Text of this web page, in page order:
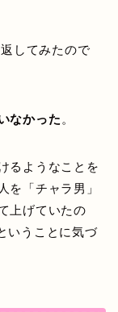
してみたので
なかった 。
るようなことを
を「チャラ男」
上げていたの
いうことに気づ